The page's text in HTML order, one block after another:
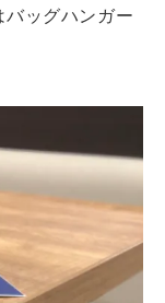
ッグハンガー